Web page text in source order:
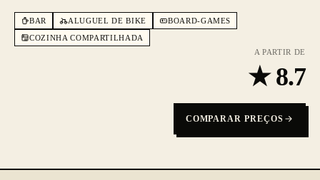
BAR ALUGUEL DE BIKE
BOARD-GAMES
COZINHA COMPARTILHADA
A PARTIR DE
★8.7
COMPARAR PREÇOS